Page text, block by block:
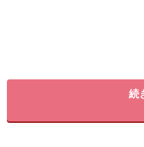
■ハンド
続